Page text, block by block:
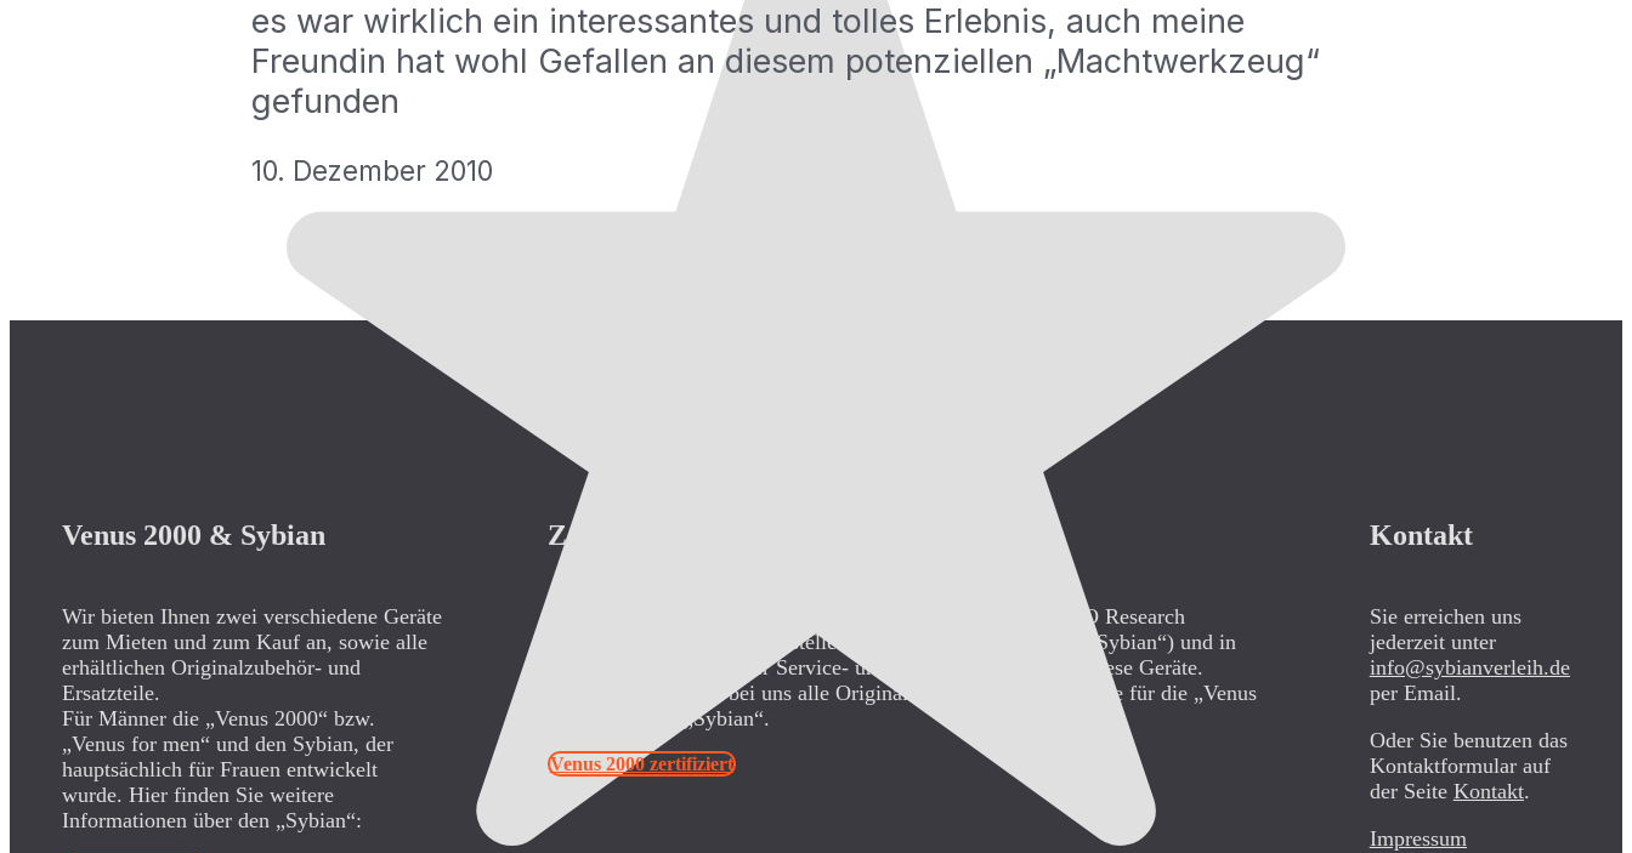
es war wirklich ein interessantes und tolles Erlebnis, auch meine
Freundin hat wohl Gefallen an diesem potenziellen „Machtwerkzeug“
gefunden
10. Dezember 2010
Venus 2000 & Sybian
Wir bieten Ihnen zwei verschiedene Geräte
zum Mieten und zum Kauf an, sowie alle
erhältlichen Originalzubehör- und
Ersatzteile.
Für Männer die „Venus 2000“ bzw.
„Venus for men“ und den Sybian, der
hauptsächlich für Frauen entwickelt
wurde. Hier finden Sie weitere
Informationen über den „Sybian“:
Zertifiziert
SybianVerleih.de ist autorisierter Vertriebspartner von „ABCO Research
Associates USA“ (dem Hersteller der „Venus 2000“ und des „Sybian“) und in
Europa auch autorisierter Service- und Reparatur-Partner für diese Geräte.
Ebenso erhalten Sie bei uns alle Originalzubehör- und Ersatzteile für die „Venus
2000“ und den „Sybian“.
Venus 2000 zertifiziert
Kontakt
Sie erreichen uns
jederzeit unter
info@sybianverleih.de
per Email.
Oder Sie benutzen das
Kontaktformular auf
der Seite Kontakt.
Impressum